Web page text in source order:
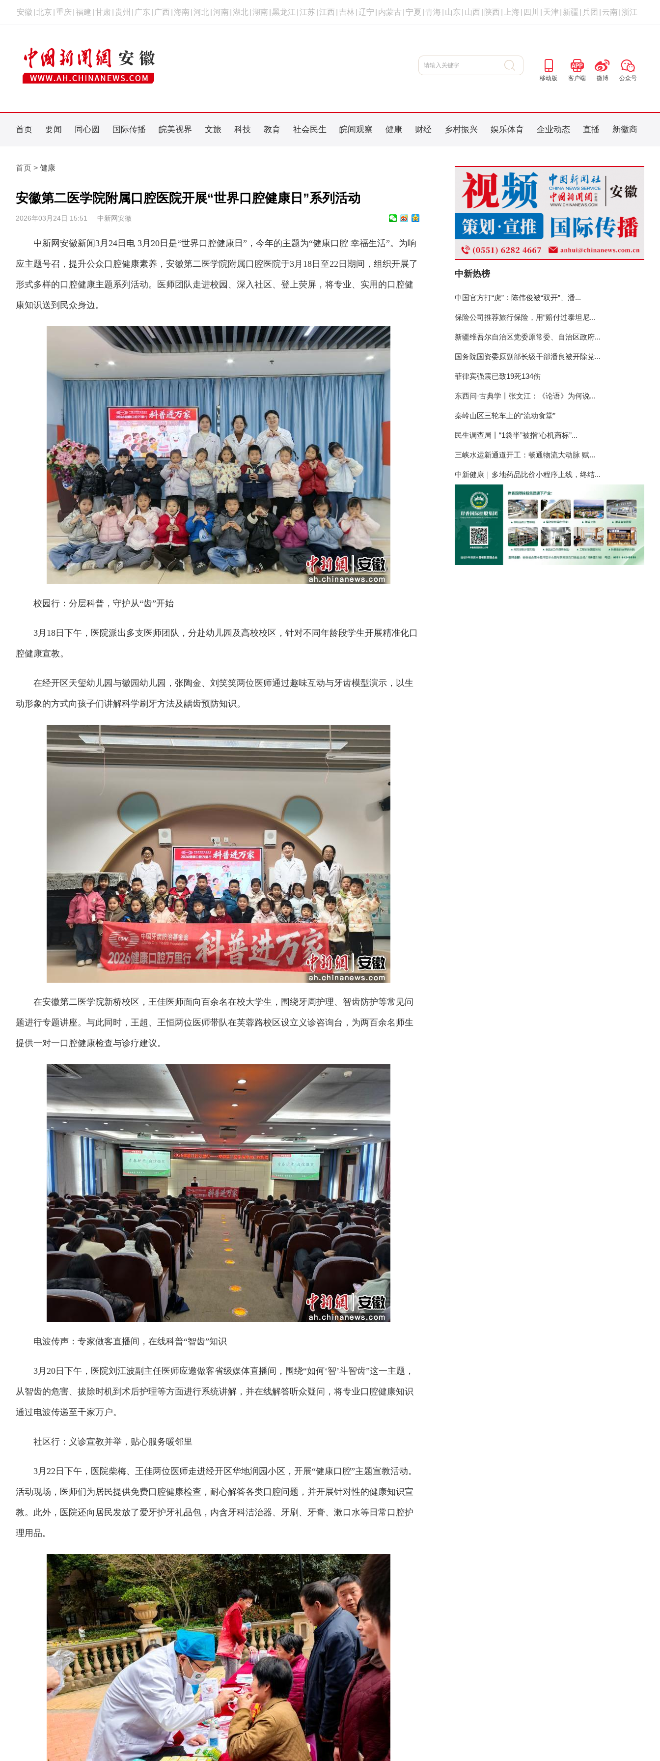
安徽 北京 重庆 福建 甘肃 贵州 广东 广西 海南 河北 河南 湖北 湖南 黑龙江 江苏 江西 吉林 辽宁 内蒙古 宁夏 青海 山东 山西 陕西 上海 四川 天津 新疆 兵团 云南 浙江
移动版 客户端 微博 公众号
首页 要闻 同心圆 国际传播 皖美视界 文旅 科技 教育 社会民生 皖间观察 健康 财经 乡村振兴 娱乐体育 企业动态 直播 新徽商
首页 > 健康
安徽第二医学院附属口腔医院开展“世界口腔健康日”系列活动
2026年03月24日 15:51 中新网安徽
中新网安徽新闻3月24日电 3月20日是“世界口腔健康日”，今年的主题为“健康口腔 幸福生活”。为响
应主题号召，提升公众口腔健康素养，安徽第二医学院附属口腔医院于3月18日至22日期间，组织开展了
形式多样的口腔健康主题系列活动。医师团队走进校园、深入社区、登上荧屏，将专业、实用的口腔健
康知识送到民众身边。
校园行：分层科普，守护从“齿”开始
3月18日下午，医院派出多支医师团队，分赴幼儿园及高校校区，针对不同年龄段学生开展精准化口
腔健康宣教。
在经开区天玺幼儿园与徽园幼儿园，张陶金、刘笑笑两位医师通过趣味互动与牙齿模型演示，以生
动形象的方式向孩子们讲解科学刷牙方法及龋齿预防知识。
在安徽第二医学院新桥校区，王佳医师面向百余名在校大学生，围绕牙周护理、智齿防护等常见问
题进行专题讲座。与此同时，王超、王恒两位医师带队在芙蓉路校区设立义诊咨询台，为两百余名师生
提供一对一口腔健康检查与诊疗建议。
电波传声：专家做客直播间，在线科普“智齿”知识
3月20日下午，医院刘江波副主任医师应邀做客省级媒体直播间，围绕“如何‘智’斗智齿”这一主题，
从智齿的危害、拔除时机到术后护理等方面进行系统讲解，并在线解答听众疑问，将专业口腔健康知识
通过电波传递至千家万户。
社区行：义诊宣教并举，贴心服务暖邻里
3月22日下午，医院柴梅、王佳两位医师走进经开区华地润园小区，开展“健康口腔”主题宣教活动。
活动现场，医师们为居民提供免费口腔健康检查，耐心解答各类口腔问题，并开展针对性的健康知识宣
教。此外，医院还向居民发放了爱牙护牙礼品包，内含牙科洁治器、牙刷、牙膏、漱口水等日常口腔护
理用品。
中新热榜
中国官方打“虎”：陈伟俊被“双开”、潘...
保险公司推荐旅行保险，用“赔付过泰坦尼...
新疆维吾尔自治区党委原常委、自治区政府...
国务院国资委原副部长级干部潘良被开除党...
菲律宾强震已致19死134伤
东西问·古典学丨张文江：《论语》为何说...
秦岭山区三轮车上的“流动食堂”
民生调查局丨“1袋半”被指“心机商标”...
三峡水运新通道开工：畅通物流大动脉 赋...
中新健康｜多地药品比价小程序上线，终结...